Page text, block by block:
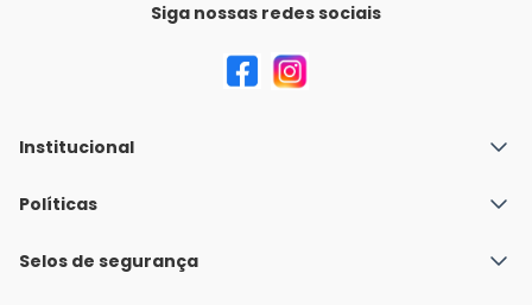
Siga nossas redes sociais
Institucional
Quem Somos
Nossas lojas
Políticas
Política de Envio
Selos de segurança